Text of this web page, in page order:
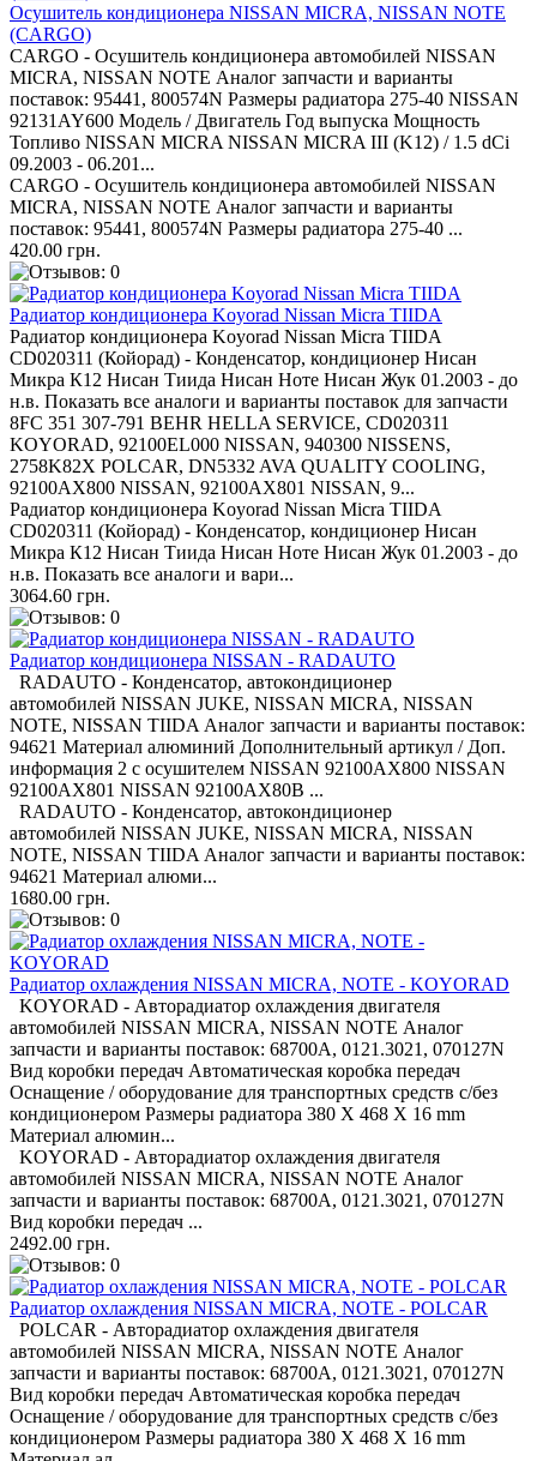
Осушитель кондиционера NISSAN MICRA, NISSAN NOTE
(CARGO)
CARGO - Осушитель кондиционера автомобилей NISSAN
MICRA, NISSAN NOTE Аналог запчасти и варианты
поставок: 95441, 800574N Размеры радиатора 275-40 NISSAN
92131AY600 Модель / Двигатель Год выпуска Мощность
Топливо NISSAN MICRA NISSAN MICRA III (K12) / 1.5 dCi
09.2003 - 06.201...
CARGO - Осушитель кондиционера автомобилей NISSAN
MICRA, NISSAN NOTE Аналог запчасти и варианты
поставок: 95441, 800574N Размеры радиатора 275-40 ...
420.00 грн.
Радиатор кондиционера Koyorad Nissan Micra TIIDA
Радиатор кондиционера Koyorad Nissan Micra TIIDA
CD020311 (Койорад) - Конденсатор, кондиционер Нисан
Микра К12 Нисан Тиида Нисан Ноте Нисан Жук 01.2003 - до
н.в. Показать все аналоги и варианты поставок для запчасти
8FC 351 307-791 BEHR HELLA SERVICE, CD020311
KOYORAD, 92100EL000 NISSAN, 940300 NISSENS,
2758K82X POLCAR, DN5332 AVA QUALITY COOLING,
92100AX800 NISSAN, 92100AX801 NISSAN, 9...
Радиатор кондиционера Koyorad Nissan Micra TIIDA
CD020311 (Койорад) - Конденсатор, кондиционер Нисан
Микра К12 Нисан Тиида Нисан Ноте Нисан Жук 01.2003 - до
н.в. Показать все аналоги и вари...
3064.60 грн.
Радиатор кондиционера NISSAN - RADAUTO
RADAUTO - Конденсатор, автокондиционер
автомобилей NISSAN JUKE, NISSAN MICRA, NISSAN
NOTE, NISSAN TIIDA Аналог запчасти и варианты поставок:
94621 Материал алюминий Дополнительный артикул / Доп.
информация 2 с осушителем NISSAN 92100AX800 NISSAN
92100AX801 NISSAN 92100AX80B ...
RADAUTO - Конденсатор, автокондиционер
автомобилей NISSAN JUKE, NISSAN MICRA, NISSAN
NOTE, NISSAN TIIDA Аналог запчасти и варианты поставок:
94621 Материал алюми...
1680.00 грн.
Радиатор охлаждения NISSAN MICRA, NOTE - KOYORAD
KOYORAD - Авторадиатор охлаждения двигателя
автомобилей NISSAN MICRA, NISSAN NOTE Аналог
запчасти и варианты поставок: 68700A, 0121.3021, 070127N
Вид коробки передач Автоматическая коробка передач
Оснащение / оборудование для транспортных средств с/без
кондиционером Размеры радиатора 380 X 468 X 16 mm
Материал алюмин...
KOYORAD - Авторадиатор охлаждения двигателя
автомобилей NISSAN MICRA, NISSAN NOTE Аналог
запчасти и варианты поставок: 68700A, 0121.3021, 070127N
Вид коробки передач ...
2492.00 грн.
Радиатор охлаждения NISSAN MICRA, NOTE - POLCAR
POLCAR - Авторадиатор охлаждения двигателя
автомобилей NISSAN MICRA, NISSAN NOTE Аналог
запчасти и варианты поставок: 68700A, 0121.3021, 070127N
Вид коробки передач Автоматическая коробка передач
Оснащение / оборудование для транспортных средств с/без
кондиционером Размеры радиатора 380 X 468 X 16 mm